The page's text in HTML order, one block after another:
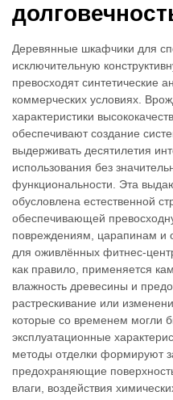
Деревянные шкафчики для
исключительную
превосходят синтетические
коммерческих условиях.
характеристики
обеспечивают создание
выдерживать десятилетия
использования без
функциональности. Эта
обусловлена естественной
обеспечивающей
повреждениям, царапинам и
для оживлённых фитнес-
как правило, применяется
влажность древесины и
растрескивание или
которые со временем могли
эксплуатационные
методы отделки формируют
предохраняющие
влаги, воздействия